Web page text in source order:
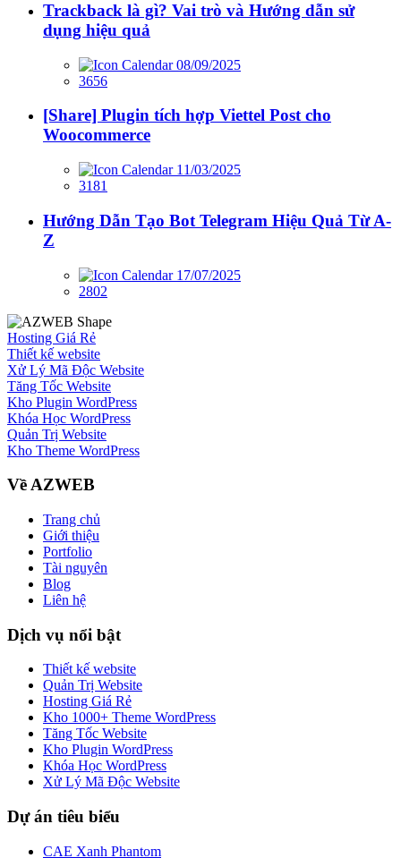
Trackback là gì? Vai trò và Hướng dẫn sử
dụng hiệu quả
08/09/2025
3656
[Share] Plugin tích hợp Viettel Post cho
Woocommerce
11/03/2025
3181
Hướng Dẫn Tạo Bot Telegram Hiệu Quả Từ A-
Z
17/07/2025
2802
Hosting Giá Rẻ
Thiết kế website
Xử Lý Mã Độc Website
Tăng Tốc Website
Kho Plugin WordPress
Khóa Học WordPress
Quản Trị Website
Kho Theme WordPress
Về AZWEB
Trang chủ
Giới thiệu
Portfolio
Tài nguyên
Blog
Liên hệ
Dịch vụ nổi bật
Thiết kế website
Quản Trị Website
Hosting Giá Rẻ
Kho 1000+ Theme WordPress
Tăng Tốc Website
Kho Plugin WordPress
Khóa Học WordPress
Xử Lý Mã Độc Website
Dự án tiêu biểu
CAE Xanh Phantom